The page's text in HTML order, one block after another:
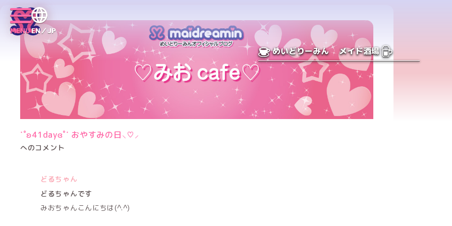
MENUEN／JP
めいどりーみん メイド酒場
˙˚ʚ41dayɞ˚˙ おやすみの日‪⸜♡⸝‍‬
へのコメント
どるちゃん
どるちゃんです
みおちゃんこんにちは(^.^)